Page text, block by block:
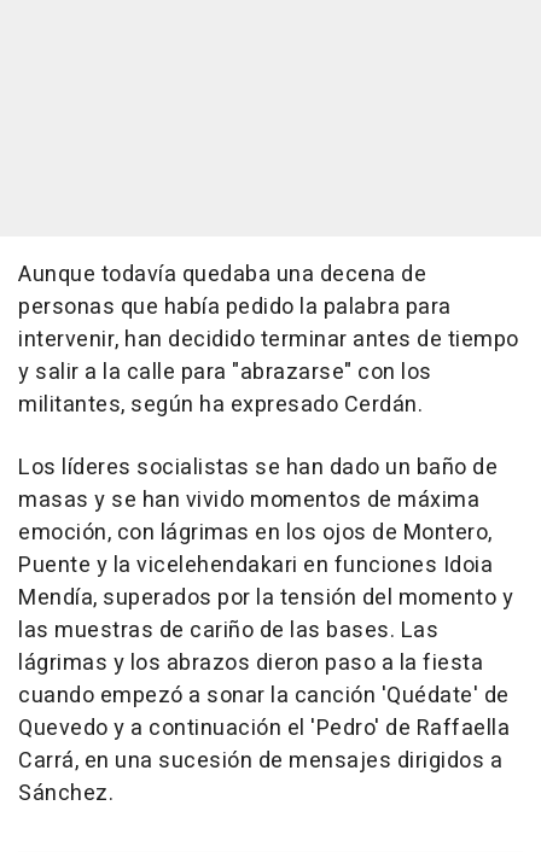
Aunque todavía quedaba una decena de
personas que había pedido la palabra para
intervenir, han decidido terminar antes de tiempo
y salir a la calle para "abrazarse" con los
militantes, según ha expresado Cerdán.
Los líderes socialistas se han dado un baño de
masas y se han vivido momentos de máxima
emoción, con lágrimas en los ojos de Montero,
Puente y la vicelehendakari en funciones Idoia
Mendía, superados por la tensión del momento y
las muestras de cariño de las bases. Las
lágrimas y los abrazos dieron paso a la fiesta
cuando empezó a sonar la canción 'Quédate' de
Quevedo y a continuación el 'Pedro' de Raffaella
Carrá, en una sucesión de mensajes dirigidos a
Sánchez.